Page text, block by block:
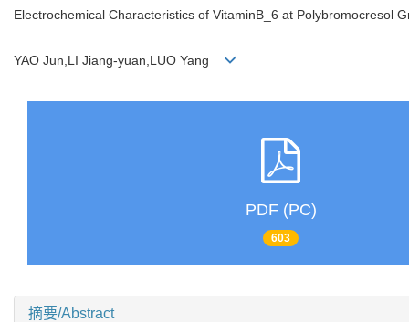
Electrochemical Characteristics of VitaminB_6 at Polybromocresol
YAO Jun,LI Jiang-yuan,LUO Yang
PDF (PC)
603
摘要/Abstract